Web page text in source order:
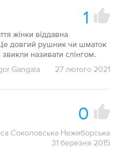
1
жінки віддавна
довгий рушник чи шматок
називати слінгом.
Gangala 27 лютого 2021
0
Соколовська Нежиборська
31 березня 2015